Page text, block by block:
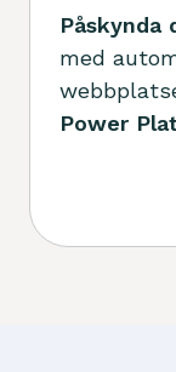
Påskynda
med
Power